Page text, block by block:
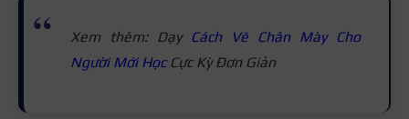
Xem thêm: Dạy Cách Vẽ Chân Mày Cho
Người Mới HọcCực Kỳ Đơn Giản